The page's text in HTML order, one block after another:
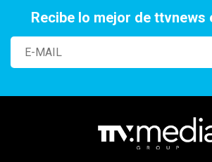
Recibe lo mejor de ttvnews